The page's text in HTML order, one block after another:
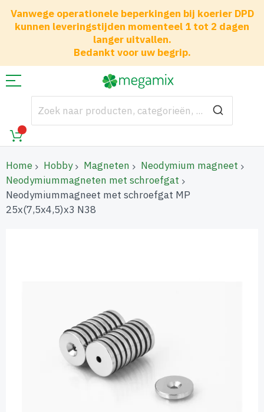
Vanwege operationele beperkingen bij koerier DPD
kunnen leveringstijden momenteel 1 tot 2 dagen
langer uitvallen.
Bedankt voor uw begrip.
Home Hobby Magneten
Neodymium magneet
Neodymiummagneten met schroefgat
Neodymiummagneet met schroefgat MP
25x(7,5x4,5)x3 N38